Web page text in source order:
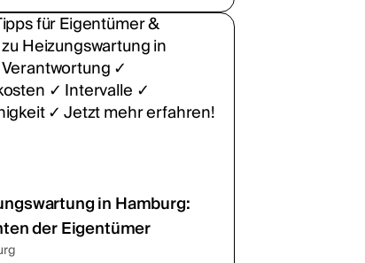
in Hamburg:
der Eigentümer